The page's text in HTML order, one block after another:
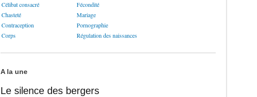
Célibat consacré
Fécondité
Chasteté
Mariage
Contraception
Pornographie
Corps
Régulation des naissances
A la une
Le silence des bergers